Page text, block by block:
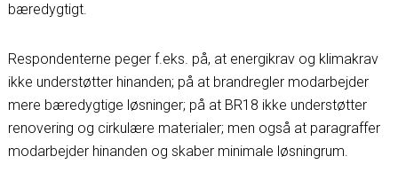
bæredygtigt.
Respondenterne peger f.eks. på, at energikrav og klimakrav
ikke understøtter hinanden; på at brandregler modarbejder
mere bæredygtige løsninger; på at BR18 ikke understøtter
renovering og cirkulære materialer; men også at paragraffer
modarbejder hinanden og skaber minimale løsningrum.